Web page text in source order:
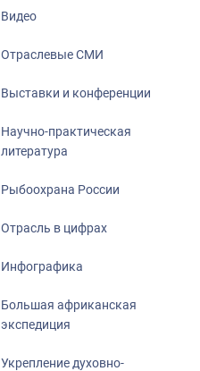
Видео
Отраслевые СМИ
Выставки и конференции
Научно-практическая
литература
Рыбоохрана России
Отрасль в цифрах
Инфографика
Большая африканская
экспедиция
Укрепление духовно-